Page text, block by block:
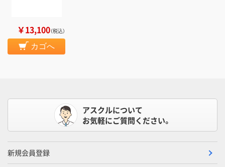
￥13,100（税込）
カゴへ
アスクルについて
お気軽にご質問ください。
新規会員登録